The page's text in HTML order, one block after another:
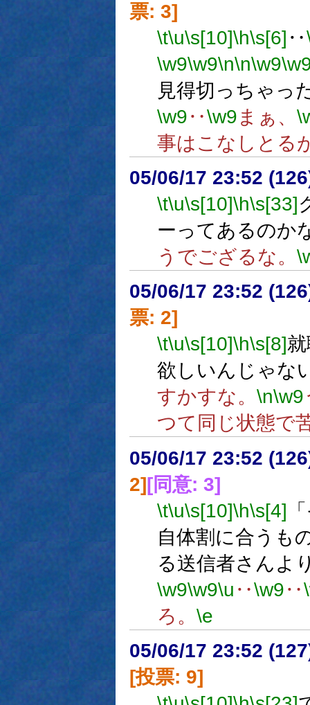
票: 3]
\t\u\s[10]\h\s[6] ‥
\w9\w9\n\n\w9
見得切っちゃっ
\w9‥\w9まぁ、
事はこなしとる
05/06/17 23:52
\t\u\s[10]\h\s[33]
ーってあるのか
うでござるな。
05/06/17 23:52
票: 2]
\t\u\s[10]\h\s[8]
欲しいんじゃな
すかすな。 \n\w9
つて同じ状態で
05/06/17 23:52
2][同意: 3]
\t\u\s[10]\h\s[4]
自体割に合うも
る送信者さんよ
\w9\w9\u ‥\w9‥
ろ。 \e
05/06/17 23:52
[投票: 9]